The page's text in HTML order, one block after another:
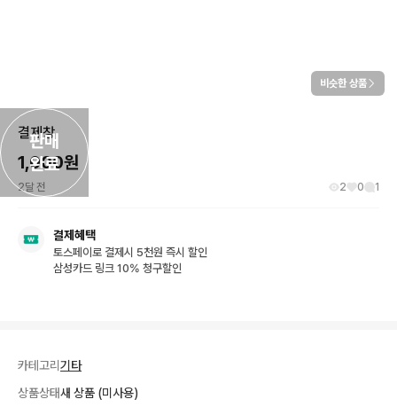
판매
완료
비슷한 상품
결제창
1,000원
2달 전 2 0 1
결제혜택
토스페이로 결제시 5천원 즉시 할인
삼성카드 링크 10% 청구할인
카테고리 기타
상품상태새 상품 (미사용)